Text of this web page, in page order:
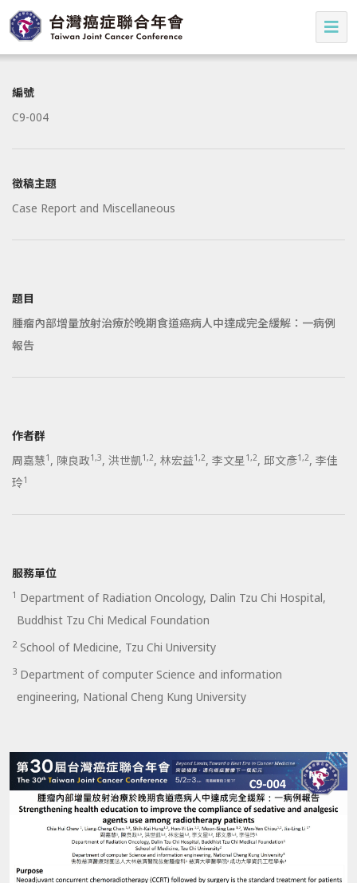
編號
C9-004
徵稿主題
Case Report and Miscellaneous
題目
腫瘤內部增量放射治療於晚期食道癌病人中達成完全緩解：一病例
報告
作者群
周嘉慧1 , 陳良政1,3, 洪世凱1,2, 林宏益1,2, 李文星 1,2, 邱文彥1,2, 李佳
玲1
服務單位
1 Department of Radiation Oncology, Dalin Tzu Chi Hospital,
Buddhist Tzu Chi Medical Foundation
2School of Medicine, Tzu Chi University
3 Department of computer Science and information
engineering, National Cheng Kung University